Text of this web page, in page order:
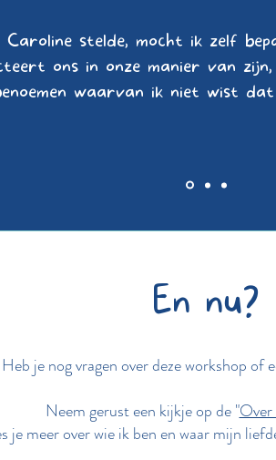
stelde, mocht ik zelf
ons in onze manier van
waarvan ik niet wist
En nu?
Heb je nog vragen over deze workshop of
Neem gerust een kijkje op de "
je meer over wie ik ben en waar mijn